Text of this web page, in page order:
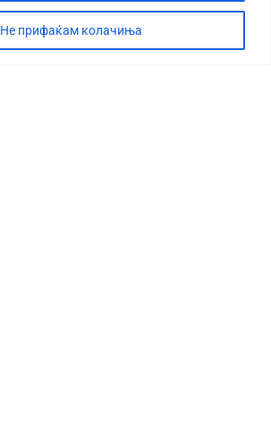
Не прифаќам колачиња